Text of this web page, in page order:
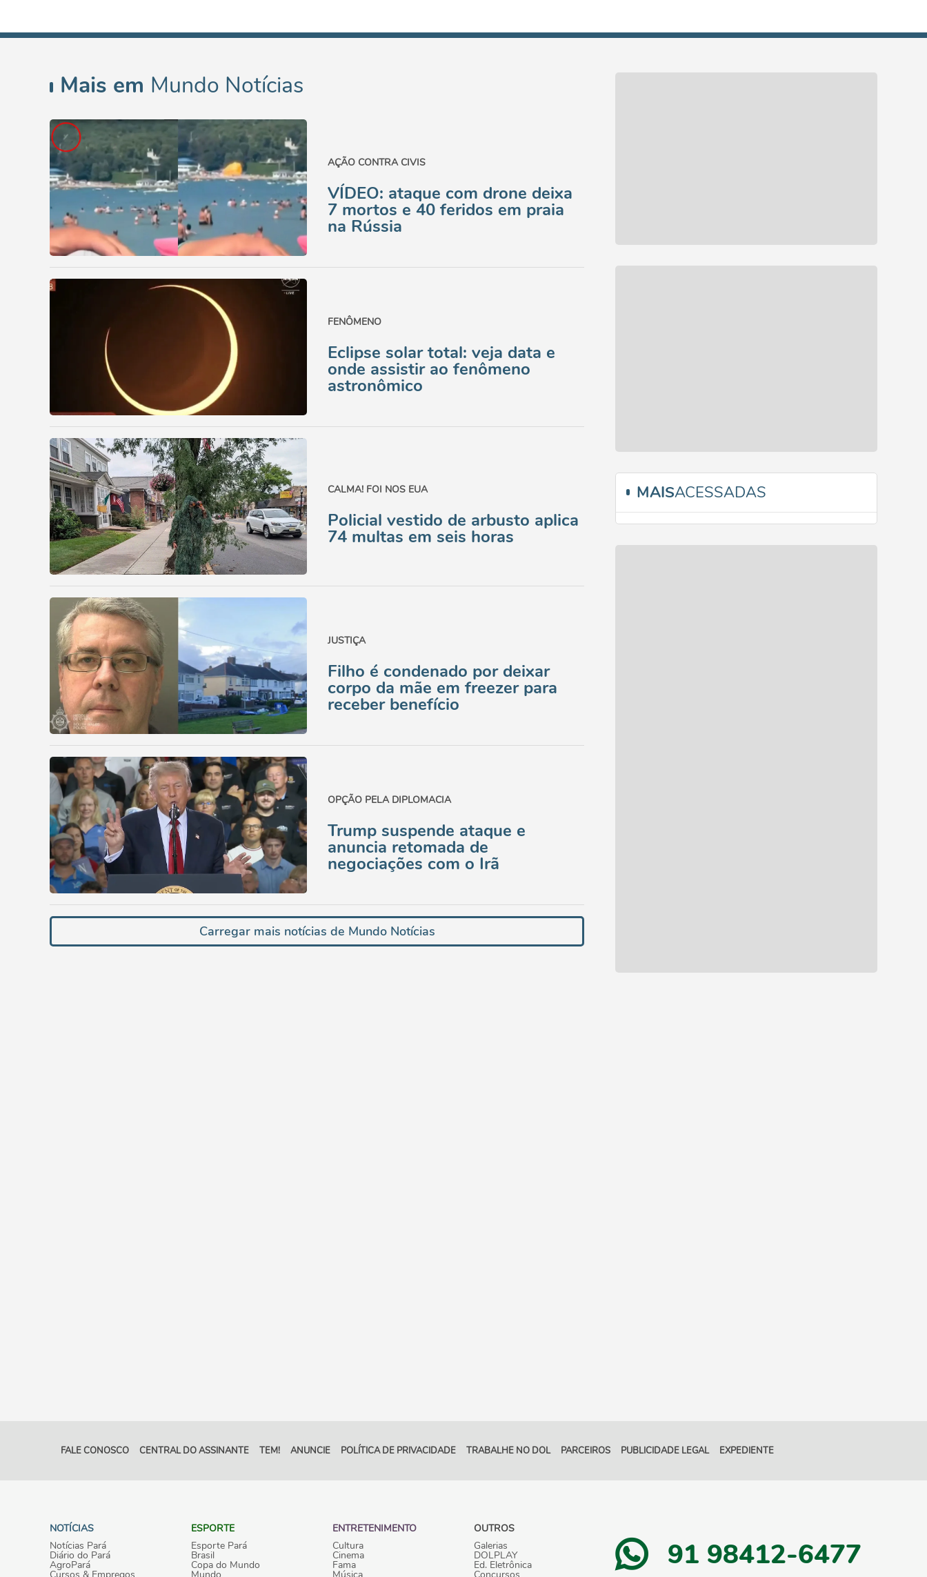
Mais em Mundo Notícias
AÇÃO CONTRA CIVIS
VÍDEO: ataque com drone deixa
7 mortos e 40 feridos em praia
na Rússia
FENÔMENO
Eclipse solar total: veja data e
onde assistir ao fenômeno
astronômico
CALMA! FOI NOS EUA
Policial vestido de arbusto aplica
74 multas em seis horas
JUSTIÇA
Filho é condenado por deixar
corpo da mãe em freezer para
receber benefício
OPÇÃO PELA DIPLOMACIA
Trump suspende ataque e
anuncia retomada de
negociações com o Irã
Carregar mais notícias de Mundo Notícias
MAISACESSADAS
FALE CONOSCO CENTRAL DO ASSINANTE TEM! ANUNCIE POLÍTICA DE PRIVACIDADE TRABALHE NO DOL PARCEIROS PUBLICIDADE LEGAL EXPEDIENTE
NOTÍCIAS
Notícias Pará
Diário do Pará
AgroPará
Cursos & Empregos
ESPORTE
Esporte Pará
Brasil
Copa do Mundo
Mundo
ENTRETENIMENTO
Cultura
Cinema
Fama
Música
OUTROS
Galerias
DOLPLAY
Ed. Eletrônica
Concursos
91 98412-6477